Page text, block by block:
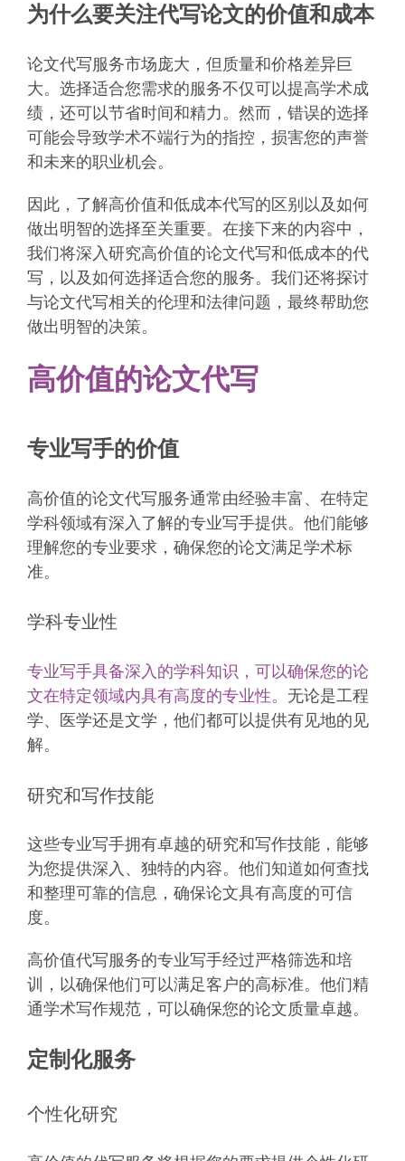
为什么要关注代写论文的价值和成本
论文代写服务市场庞大，但质量和价格差异巨
大。选择适合您需求的服务不仅可以提高学术成
绩，还可以节省时间和精力。然而，错误的选择
可能会导致学术不端行为的指控，损害您的声誉
和未来的职业机会。
因此，了解高价值和低成本代写的区别以及如何
做出明智的选择至关重要。在接下来的内容中，
我们将深入研究高价值的论文代写和低成本的代
写，以及如何选择适合您的服务。我们还将探讨
与论文代写相关的伦理和法律问题，最终帮助您
做出明智的决策。
高价值的论文代写
专业写手的价值
高价值的论文代写服务通常由经验丰富、在特定
学科领域有深入了解的专业写手提供。他们能够
理解您的专业要求，确保您的论文满足学术标
准。
学科专业性
专业写手具备深入的学科知识，可以确保您的论
文在特定领域内具有高度的专业性。 无论是工程
学、医学还是文学，他们都可以提供有见地的见
解。
研究和写作技能
这些专业写手拥有卓越的研究和写作技能，能够
为您提供深入、独特的内容。他们知道如何查找
和整理可靠的信息，确保论文具有高度的可信
度。
高价值代写服务的专业写手经过严格筛选和培
训，以确保他们可以满足客户的高标准。他们精
通学术写作规范，可以确保您的论文质量卓越。
定制化服务
个性化研究